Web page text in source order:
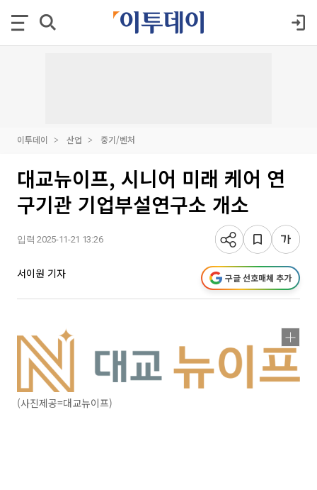
이투데이 산업 중기/벤처
대교뉴이프, 시니어 미래 케어 연
구기관 기업부설연구소 개소
입력 2025-11-21 13:26
서이원 기자 구글 선호매체 추가
(사진제공=대교뉴이프)